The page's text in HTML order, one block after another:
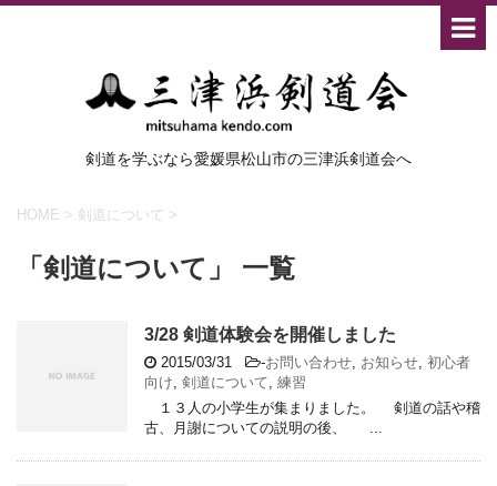
剣道を学ぶなら愛媛県松山市の三津浜剣道会へ
HOME > 剣道について >
「剣道について」 一覧
3/28 剣道体験会を開催しました
2015/03/31 -お問い合わせ お知らせ 初心者
向け 剣道について 練習
１３人の小学生が集まりました。 剣道の話や稽
古、月謝についての説明の後、 ...